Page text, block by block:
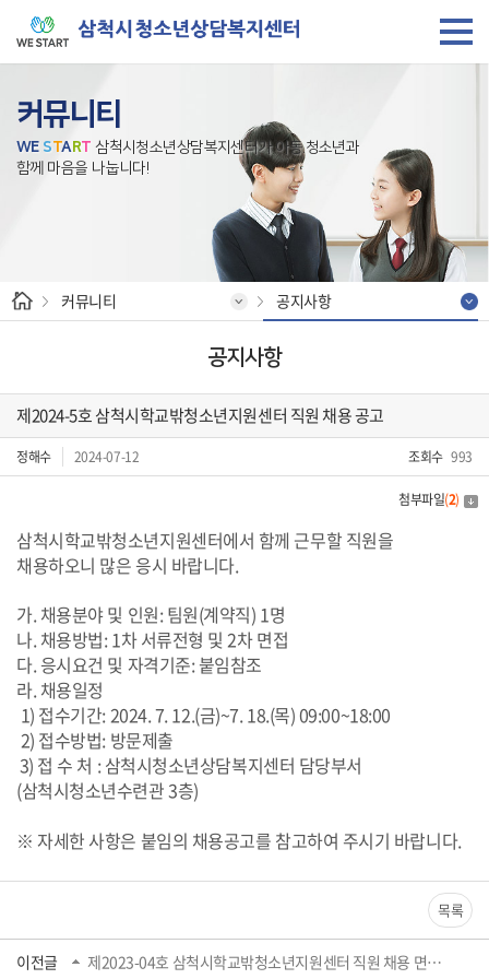
커뮤니티
WE START 삼척시청소년상담복지센터가 아동.청소년과
함께 마음을 나눕니다!
커뮤니티 공지사항
공지사항
제2024-5호 삼척시학교밖청소년지원센터 직원 채용 공고
정해수 2024-07-12 조회수 993
첨부파일(2)
삼척시학교밖청소년지원센터에서 함께 근무할 직원을
채용하오니 많은 응시 바랍니다.
가. 채용분야 및 인원: 팀원(계약직) 1명
나. 채용방법: 1차 서류전형 및 2차 면접
다. 응시요건 및 자격기준: 붙임참조
라. 채용일정
1) 접수기간: 2024. 7. 12.(금)~7. 18.(목) 09:00~18:00
2) 접수방법: 방문제출
3) 접 수 처 : 삼척시청소년상담복지센터 담당부서
(삼척시청소년수련관 3층)
※ 자세한 사항은 붙임의 채용공고를 참고하여 주시기 바랍니다.
목록
이전글 제2023-04호 삼척시학교밖청소년지원센터 직원 채용 면접 시행